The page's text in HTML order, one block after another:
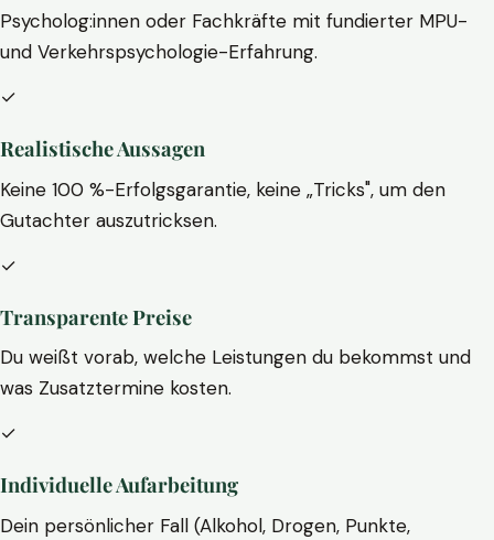
Psycholog:innen oder Fachkräfte mit fundierter MPU-
und Verkehrspsychologie-Erfahrung.
✓
Realistische Aussagen
Keine 100 %-Erfolgsgarantie, keine „Tricks", um den
Gutachter auszutricksen.
✓
Transparente Preise
Du weißt vorab, welche Leistungen du bekommst und
was Zusatztermine kosten.
✓
Individuelle Aufarbeitung
Dein persönlicher Fall (Alkohol, Drogen, Punkte,